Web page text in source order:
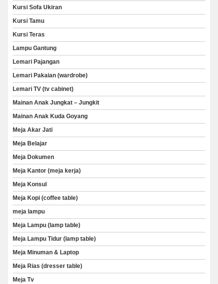
Kursi Sofa Ukiran
Kursi Tamu
Kursi Teras
Lampu Gantung
Lemari Pajangan
Lemari Pakaian (wardrobe)
Lemari TV (tv cabinet)
Mainan Anak Jungkat – Jungkit
Mainan Anak Kuda Goyang
Meja Akar Jati
Meja Belajar
Meja Dokumen
Meja Kantor (meja kerja)
Meja Konsul
Meja Kopi (coffee table)
meja lampu
Meja Lampu (lamp table)
Meja Lampu Tidur (lamp table)
Meja Minuman & Laptop
Meja Rias (dresser table)
Meja Tv